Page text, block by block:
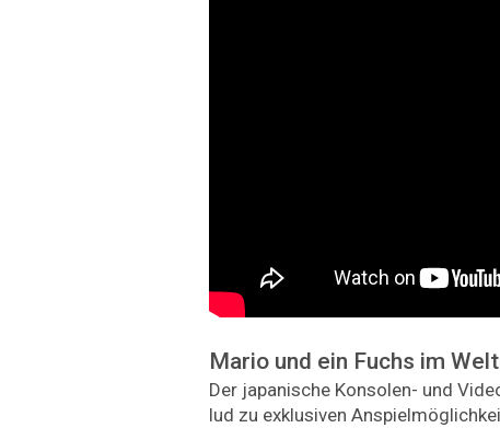
Mario und ein Fuchs im
Der japanische Konsolen- und
lud zu exklusiven